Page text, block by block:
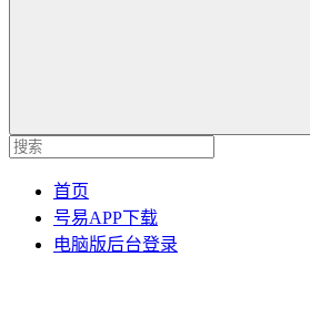
首页
号易APP下载
电脑版后台登录